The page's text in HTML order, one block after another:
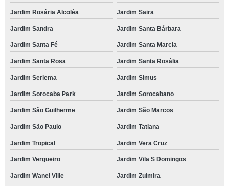
Jardim Rosária Alcoléa Jardim Saira
Jardim Sandra Jardim Santa Bárbara
Jardim Santa Fé Jardim Santa Marcia
Jardim Santa Rosa Jardim Santa Rosália
Jardim Seriema Jardim Simus
Jardim Sorocaba Park Jardim Sorocabano
Jardim São Guilherme Jardim São Marcos
Jardim São Paulo Jardim Tatiana
Jardim Tropical Jardim Vera Cruz
Jardim Vergueiro Jardim Vila S Domingos
Jardim Wanel Ville Jardim Zulmira